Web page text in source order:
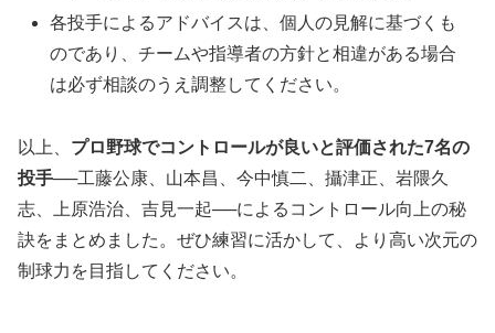
各投手によるアドバイスは、個人の見解に基づくも
のであり、チームや指導者の方針と相違がある場合
は必ず相談のうえ調整してください。
以上、 プロ野球でコントロールが良いと評価された7名の
投手──工藤公康、山本昌、今中慎二、攝津正、岩隈久
志、上原浩治、吉見一起──によるコントロール向上の秘
訣をまとめました。ぜひ練習に活かして、より高い次元の
制球力を目指してください。